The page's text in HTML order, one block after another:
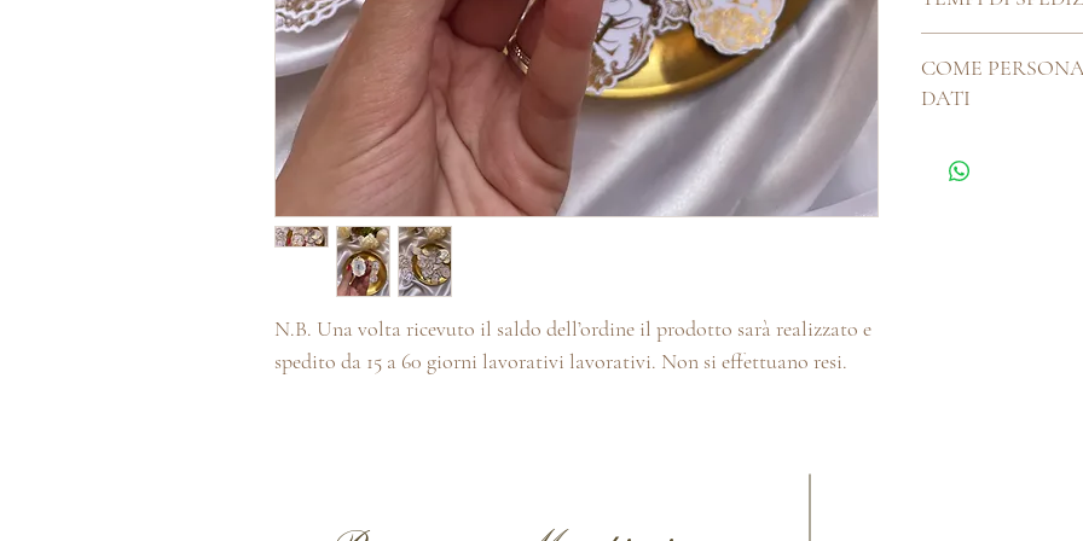
N.B. Una volta ricevuto il saldo dell’ordine il prodotto sarà realizzato e
spedito da 15 a 60 giorni lavorativi lavorativi. Non si effettuano resi.
artigianalmente, ha
Pertanto i nostri
la chatbox o la
COME
DATI
l'ordine, puoi